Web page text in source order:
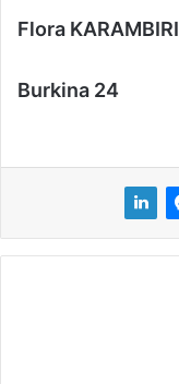
Flora KARAMBIRI
Burkina 24